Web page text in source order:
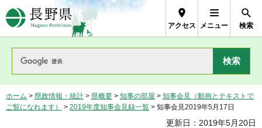
長野県Nagano Prefecture
アクセス メニュー 検索
ホーム > 県政情報・統計 > 県概要 > 知事の部屋 > 知事会見（動画とテキストで
ご覧になれます）
> 2019年度知事会見録一覧 > 知事会見2019年5月17日
更新日：2019年5月20日